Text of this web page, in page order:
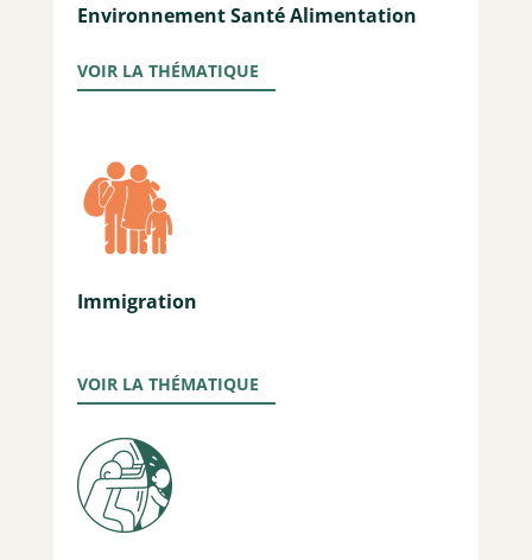
Environnement Santé Alimentation
VOIR LA THÉMATIQUE
Immigration
VOIR LA THÉMATIQUE